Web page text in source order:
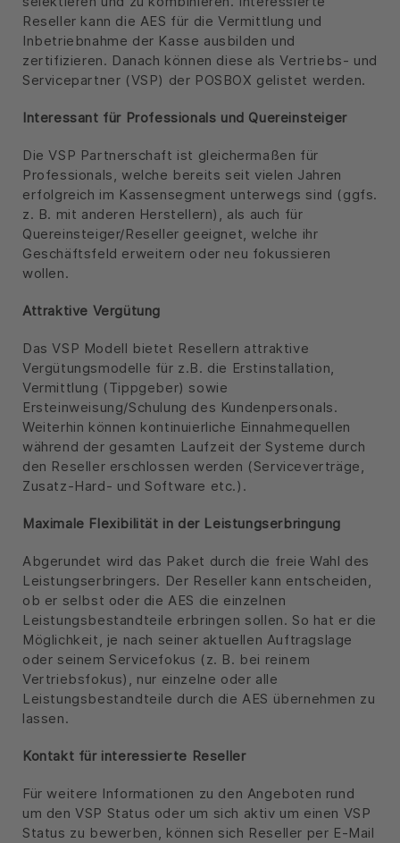
Reseller kann die AES für die Vermittlung und
Inbetriebnahme der Kasse ausbilden und
zertifizieren. Danach können diese als Vertriebs- und
Servicepartner (VSP) der POSBOX gelistet werden.
Interessant für Professionals und Quereinsteiger
Die VSP Partnerschaft ist gleichermaßen für
Professionals, welche bereits seit vielen Jahren
erfolgreich im Kassensegment unterwegs sind (ggfs.
z. B. mit anderen Herstellern), als auch für
Quereinsteiger/Reseller geeignet, welche ihr
Geschäftsfeld erweitern oder neu fokussieren
wollen.
Attraktive Vergütung
Das VSP Modell bietet Resellern attraktive
Vergütungsmodelle für z.B. die Erstinstallation,
Vermittlung (Tippgeber) sowie
Ersteinweisung/Schulung des Kundenpersonals.
Weiterhin können kontinuierliche Einnahmequellen
während der gesamten Laufzeit der Systeme durch
den Reseller erschlossen werden (Serviceverträge,
Zusatz-Hard- und Software etc.).
Maximale Flexibilität in der Leistungserbringung
Abgerundet wird das Paket durch die freie Wahl des
Leistungserbringers. Der Reseller kann entscheiden,
ob er selbst oder die AES die einzelnen
Leistungsbestandteile erbringen sollen. So hat er die
Möglichkeit, je nach seiner aktuellen Auftragslage
oder seinem Servicefokus (z. B. bei reinem
Vertriebsfokus), nur einzelne oder alle
Leistungsbestandteile durch die AES übernehmen zu
lassen.
Kontakt für interessierte Reseller
Für weitere Informationen zu den Angeboten rund
um den VSP Status oder um sich aktiv um einen VSP
Status zu bewerben, können sich Reseller per E-Mail